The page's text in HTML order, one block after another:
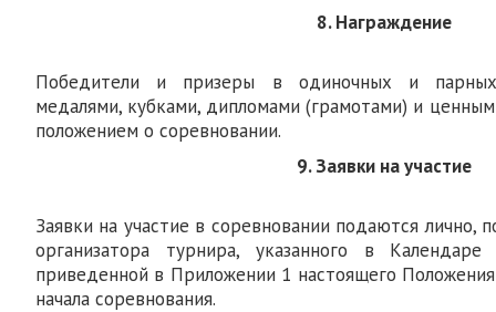
8. Награждение
Победители и призеры в одиночных и парных
медалями, кубками, дипломами (грамотами) и
положением о соревновании.
9. Заявки на участие
Заявки на участие в соревновании подаются лично,
организатора турнира, указанного в
приведенной в Приложении 1 настоящего
начала соревнования.